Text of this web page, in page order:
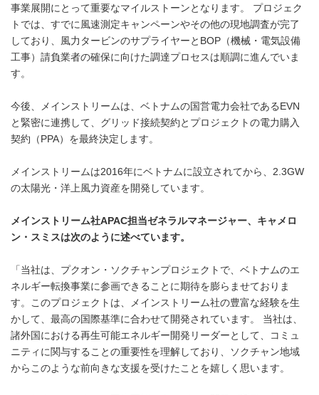
事業展開にとって重要なマイルストーンとなります。 プロジェク
トでは、すでに風速測定キャンペーンやその他の現地調査が完了
しており、風力タービンのサプライヤーとBOP（機械・電気設備
工事）請負業者の確保に向けた調達プロセスは順調に進んでいま
す。
今後、メインストリームは、ベトナムの国営電力会社であるEVN
と緊密に連携して、グリッド接続契約とプロジェクトの電力購入
契約（PPA）を最終決定します。
メインストリームは2016年にベトナムに設立されてから、2.3GW
の太陽光・洋上風力資産を開発しています。
メインストリーム社APAC担当ゼネラルマネージャー、キャメロ
ン・スミスは次のように述べています。
「当社は、プクオン・ソクチャンプロジェクトで、ベトナムのエ
ネルギー転換事業に参画できることに期待を膨らませておりま
す。このプロジェクトは、メインストリーム社の豊富な経験を生
かして、最高の国際基準に合わせて開発されています。 当社は、
諸外国における再生可能エネルギー開発リーダーとして、コミュ
ニティに関与することの重要性を理解しており、ソクチャン地域
からこのような前向きな支援を受けたことを嬉しく思います。